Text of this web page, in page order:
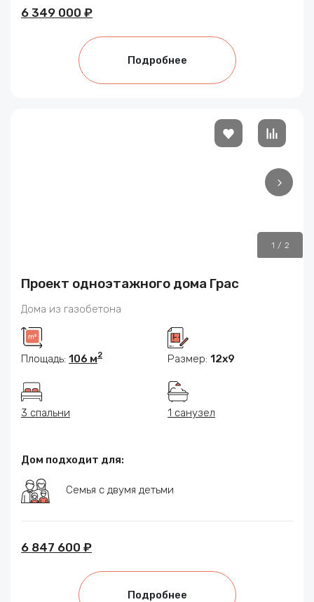
6 349 000 ₽
Подробнее
1 / 2
Проект одноэтажного дома Грас
Дома из газобетона
Площадь: 106 м2 Размер: 12х9
3 спальни 1 санузел
Дом подходит для:
Семья с двумя детьми
6 847 600 ₽
Подробнее